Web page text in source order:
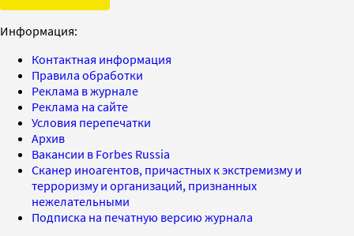
Информация:
Контактная информация
Правила обработки
Реклама в журнале
Реклама на сайте
Условия перепечатки
Архив
Вакансии в Forbes Russia
Сканер иноагентов, причастных к экстремизму и
терроризму и организаций, признанных
нежелательными
Подписка на печатную версию журнала